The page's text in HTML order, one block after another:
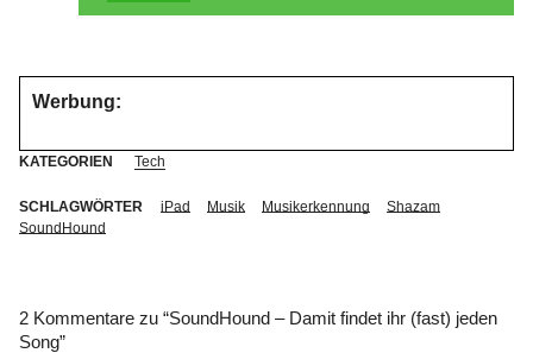
Werbung:
KATEGORIEN Tech
SCHLAGWÖRTER iPad Musik Musikerkennung
Shazam
SoundHound
2 Kommentare zu “SoundHound – Damit findet ihr (fast) jeden
Song”